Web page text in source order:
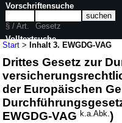
Start >Inhalt 3. EWGDG-VAG
Drittes Gesetz zur
der Europäischen
EWGDG-VAGk.a.Abk.)
Vorschriftensuche
§ / Art.
Gesetz
Volltextsuche
nur in 3. EWGDG-VAG